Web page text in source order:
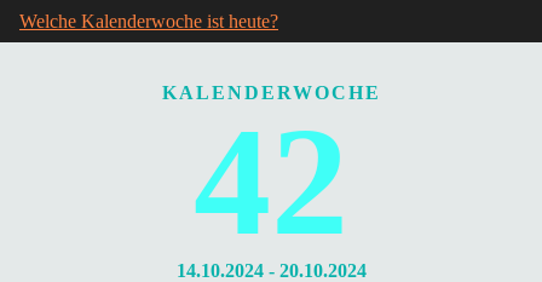
Welche Kalenderwoche ist heute?
KALENDERWOCHE
42
14.10.2024 - 20.10.2024